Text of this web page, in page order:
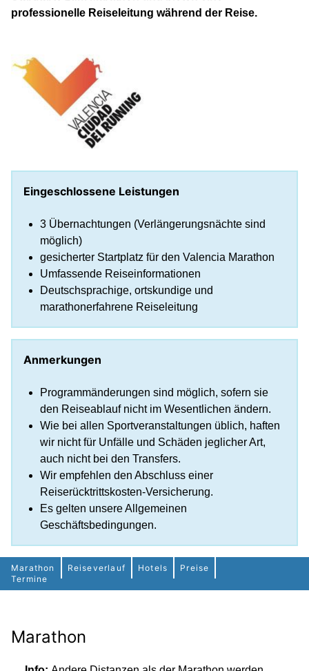
professionelle Reiseleitung während der Reise.
Eingeschlossene Leistungen
3 Übernachtungen (Verlängerungsnächte sind
möglich)
gesicherter Startplatz für den Valencia Marathon
Umfassende Reiseinformationen
Deutschsprachige, ortskundige und
marathonerfahrene Reiseleitung
Anmerkungen
Programmänderungen sind möglich, sofern sie
den Reiseablauf nicht im Wesentlichen ändern.
Wie bei allen Sportveranstaltungen üblich, haften
wir nicht für Unfälle und Schäden jeglicher Art,
auch nicht bei den Transfers.
Wir empfehlen den Abschluss einer
Reiserücktrittskosten-Versicherung.
Es gelten unsere Allgemeinen
Geschäftsbedingungen.
Marathon Reiseverlauf Hotels
Preise
Termine
Marathon